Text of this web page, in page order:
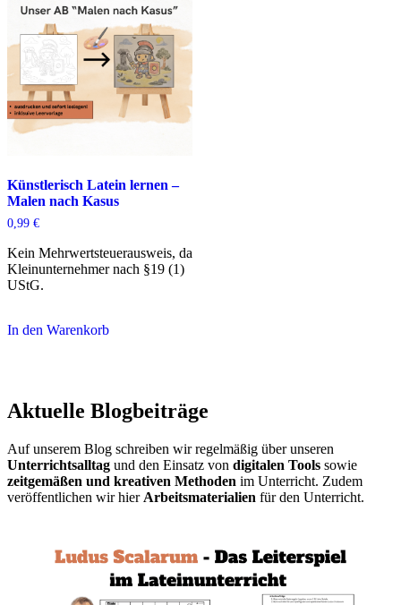
Künstlerisch Latein lernen –
Malen nach Kasus
0,99 €
Kein Mehrwertsteuerausweis, da
Kleinunternehmer nach §19 (1)
UStG.
In den Warenkorb
Aktuelle Blogbeiträge
Auf unserem Blog schreiben wir regelmäßig über unseren
Unterrichtsalltag und den Einsatz von digitalen Tools sowie
zeitgemäßen und kreativen Methoden im Unterricht. Zudem
veröffentlichen wir hier Arbeitsmaterialien für den Unterricht.